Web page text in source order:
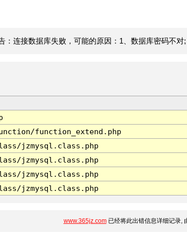
：连接数据库失败，可能的原因：1、数据库密码不对;
function_extend.php
jzmysql.class.php
jzmysql.class.php
jzmysql.class.php
jzmysql.class.php
www.365jz.com已经将此出错信息详细记录,